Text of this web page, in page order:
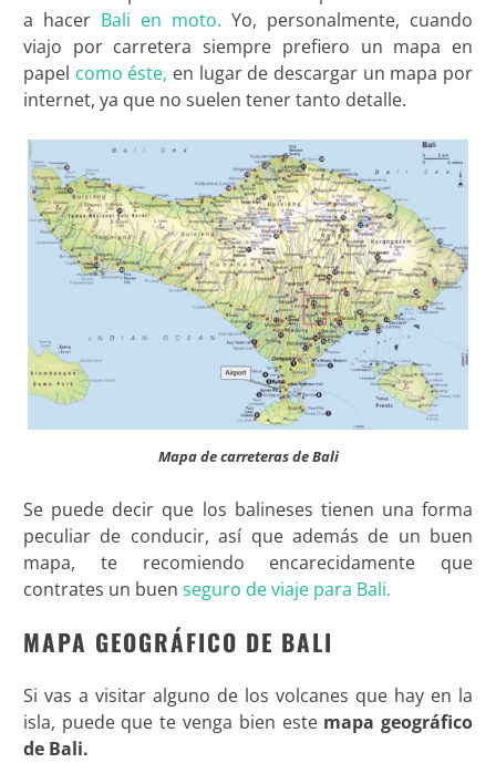
a hacer Bali en moto. Yo, personalmente, cuando
viajo por carretera siempre prefiero un mapa en
papel como éste, en lugar de descargar un mapa por
internet, ya que no suelen tener tanto detalle.
Mapa de carreteras de Bali
Se puede decir que los balineses tienen una forma
peculiar de conducir, así que además de un buen
mapa, te recomiendo encarecidamente que
contrates un buen seguro de viaje para Bali.
MAPA GEOGRÁFICO DE BALI
Si vas a visitar alguno de los volcanes que hay en la
isla, puede que te venga bien este mapa geográfico
de Bali.